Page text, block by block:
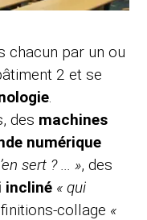
chacun par un ou
2 et se
.
des machines
numérique
sert ? ... », des
incliné « qui
collage «